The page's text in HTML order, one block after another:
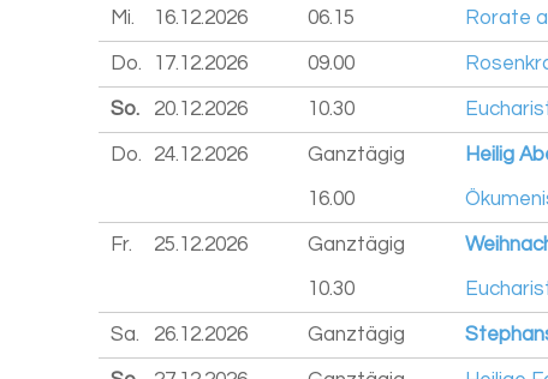
Mi. 16.12.2026 06.15 Rorate
Do. 17.12.2026 09.00
So. 20.12.2026 10.30
Do. 24.12.2026 Ganztägig Heilig
16.00
Fr. 25.12.2026 Ganztägig
10.30
Sa. 26.12.2026 Ganztägig